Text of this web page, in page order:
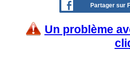
Partager sur
Un problème